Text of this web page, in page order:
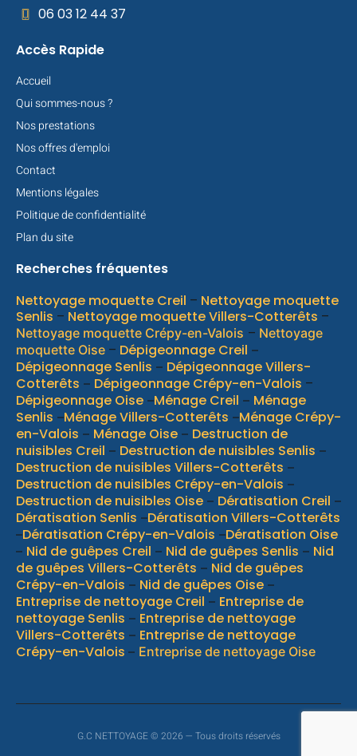
06 03 12 44 37
Accès Rapide
Accueil
Qui sommes-nous ?
Nos prestations
Nos offres d'emploi
Contact
Mentions légales
Politique de confidentialité
Plan du site
Recherches fréquentes
Nettoyage moquette Creil – Nettoyage moquette
Senlis – Nettoyage moquette Villers-Cotterêts –
Nettoyage moquette Crépy-en-Valois – Nettoyage
moquette Oise – Dépigeonnage Creil –
Dépigeonnage Senlis – Dépigeonnage Villers-
Cotterêts – Dépigeonnage Crépy-en-Valois –
Dépigeonnage Oise –Ménage Creil – Ménage
Senlis –Ménage Villers-Cotterêts –Ménage Crépy-
en-Valois – Ménage Oise – Destruction de
nuisibles Creil – Destruction de nuisibles Senlis –
Destruction de nuisibles Villers-Cotterêts –
Destruction de nuisibles Crépy-en-Valois –
Destruction de nuisibles Oise – Dératisation Creil –
Dératisation Senlis –Dératisation Villers-Cotterêts
–Dératisation Crépy-en-Valois –Dératisation Oise
– Nid de guêpes Creil – Nid de guêpes Senlis – Nid
de guêpes Villers-Cotterêts – Nid de guêpes
Crépy-en-Valois – Nid de guêpes Oise –
Entreprise de nettoyage Creil – Entreprise de
nettoyage Senlis – Entreprise de nettoyage
Villers-Cotterêts – Entreprise de nettoyage
Crépy-en-Valois – Entreprise de nettoyage Oise
G.C NETTOYAGE © 2026 — Tous droits réservés